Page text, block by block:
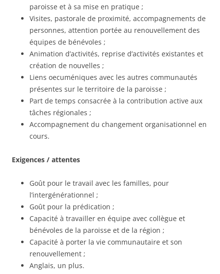
paroisse et à sa mise en pratique ;
Visites, pastorale de proximité, accompagnements de
personnes, attention portée au renouvellement des
équipes de bénévoles ;
Animation d’activités, reprise d’activités existantes et
création de nouvelles ;
Liens oecuméniques avec les autres communautés
présentes sur le territoire de la paroisse ;
Part de temps consacrée à la contribution active aux
tâches régionales ;
Accompagnement du changement organisationnel en
cours.
Exigences / attentes
Goût pour le travail avec les familles, pour
l’intergénérationnel ;
Goût pour la prédication ;
Capacité à travailler en équipe avec collègue et
bénévoles de la paroisse et de la région ;
Capacité à porter la vie communautaire et son
renouvellement ;
Anglais, un plus.